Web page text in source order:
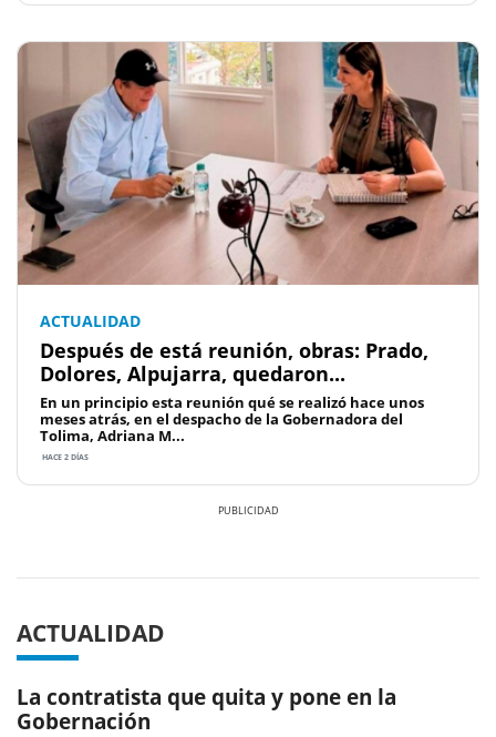
ACTUALIDAD
Después de está reunión, obras: Prado,
Dolores, Alpujarra, quedaron...
En un principio esta reunión qué se realizó hace unos
meses atrás, en el despacho de la Gobernadora del
Tolima, Adriana M...
HACE 2 DÍAS
ACTUALIDAD
La contratista que quita y pone en la
Gobernación